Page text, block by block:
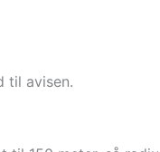
til avisen.